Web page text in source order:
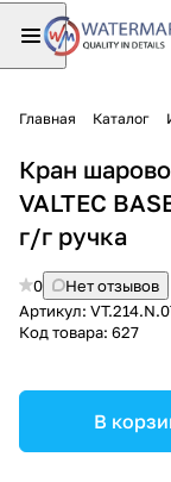
Главная Каталог
Кран
VALTEC
г/г ручка
0
Нет отзывов
Артикул:
Код товара: 627
В